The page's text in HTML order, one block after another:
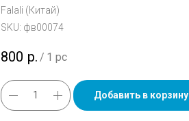
Falali (Китай)
SKU: фв00074
800 р. / 1 pc
Добавить в корзину